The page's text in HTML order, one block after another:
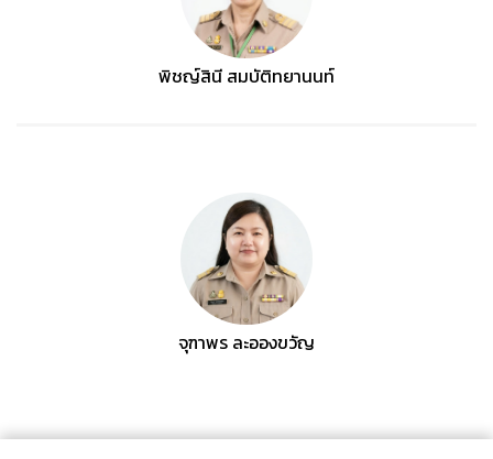
พิชญ์สินี สมบัติทยานนท์
จุฑาพร ละอองขวัญ